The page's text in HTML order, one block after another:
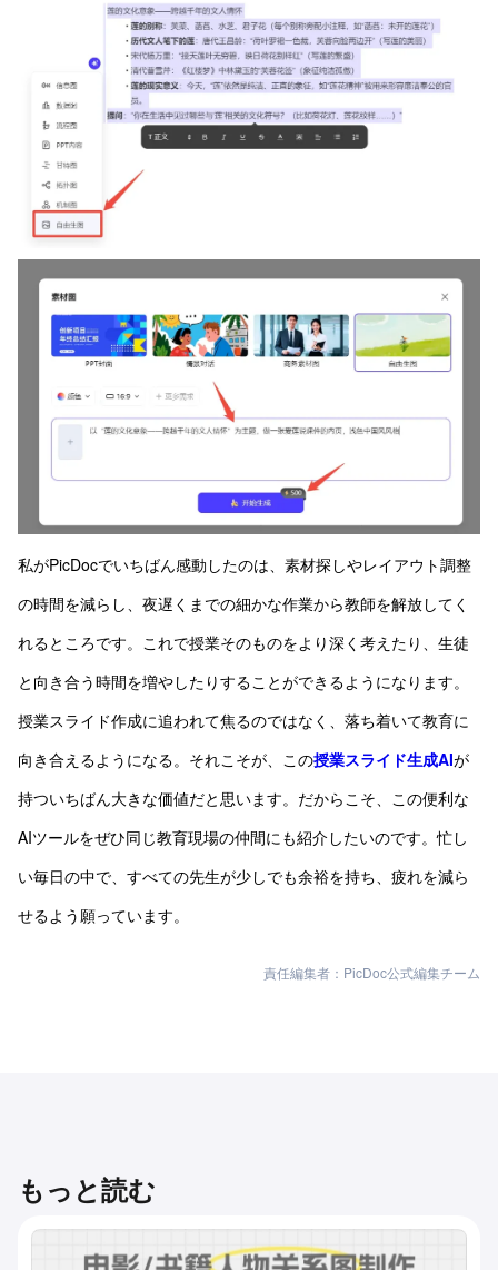
私がPicDocでいちばん感動したのは、素材探しやレイアウト調整
の時間を減らし、夜遅くまでの細かな作業から教師を解放してく
れるところです。これで授業そのものをより深く考えたり、生徒
と向き合う時間を増やしたりすることができるようになります。
授業スライド作成に追われて焦るのではなく、落ち着いて教育に
向き合えるようになる。それこそが、この授業スライド生成AIが
持ついちばん大きな価値だと思います。だからこそ、この便利な
AIツールをぜひ同じ教育現場の仲間にも紹介したいのです。忙し
い毎日の中で、すべての先生が少しでも余裕を持ち、疲れを減ら
せるよう願っています。
責任編集者：PicDoc公式編集チーム
もっと読む